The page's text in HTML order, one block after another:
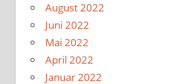
August 2022
Juni 2022
Mai 2022
April 2022
Januar 2022